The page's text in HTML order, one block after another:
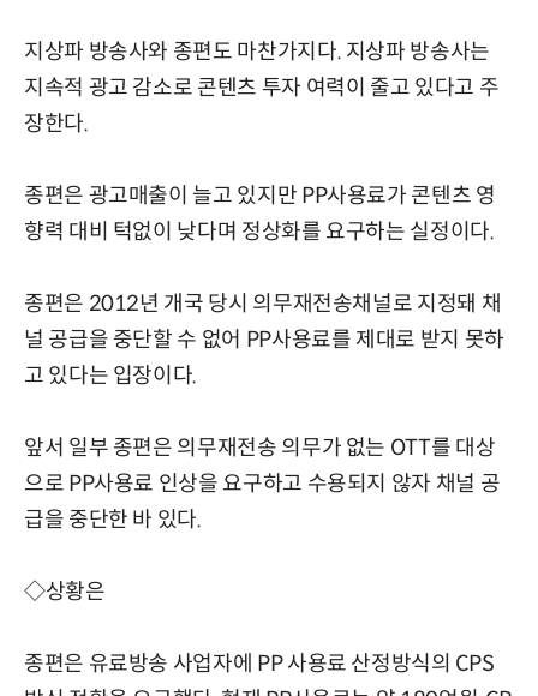
지상파 방송사와 종편도 마찬가지다. 지상파 방송사는
지속적 광고 감소로 콘텐츠 투자 여력이 줄고 있다고 주
장한다.
종편은 광고매출이 늘고 있지만 PP사용료가 콘텐츠 영
향력 대비 턱없이 낮다며 정상화를 요구하는 실정이다.
종편은 2012년 개국 당시 의무재전송채널로 지정돼 채
널 공급을 중단할 수 없어 PP사용료를 제대로 받지 못하
고 있다는 입장이다.
앞서 일부 종편은 의무재전송 의무가 없는 OTT를 대상
으로 PP사용료 인상을 요구하고 수용되지 않자 채널 공
급을 중단한 바 있다.
◇상황은
종편은 유료방송 사업자에 PP 사용료 산정방식의 CPS